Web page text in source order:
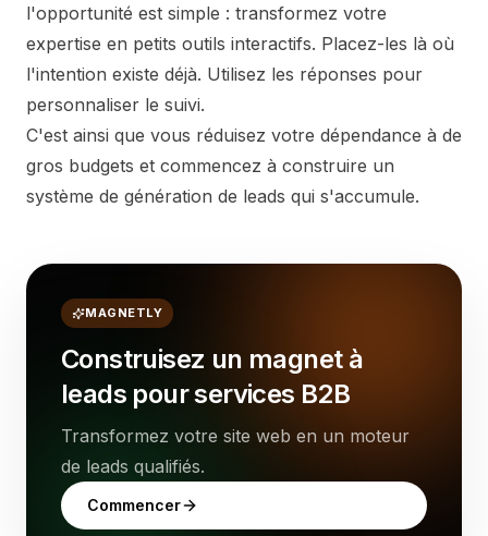
l'opportunité est simple : transformez votre
expertise en petits outils interactifs. Placez-les là où
l'intention existe déjà. Utilisez les réponses pour
personnaliser le suivi.
C'est ainsi que vous réduisez votre dépendance à de
gros budgets et commencez à construire un
système de génération de leads qui s'accumule.
MAGNETLY
Construisez un magnet à
leads pour services B2B
Transformez votre site web en un moteur
de leads qualifiés.
Commencer